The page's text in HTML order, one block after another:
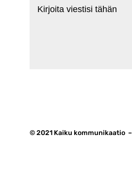
viestisi
© 2021 Kaiku kommunikaatio –